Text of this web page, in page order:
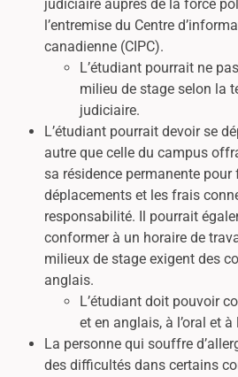
judiciaire auprès de la force
l’entremise du Centre
canadienne (CIPC).
L’étudiant pourrait ne
milieu de stage selon la
judiciaire.
L’étudiant pourrait devoir se
autre que celle du campus
sa résidence permanente pour
déplacements et les frais
responsabilité. Il pourrait
conformer à un horaire de
milieux de stage exigent des
anglais.
L’étudiant doit pouvoir
et en anglais, à l’oral et à
La personne qui souffre
des difficultés dans certains